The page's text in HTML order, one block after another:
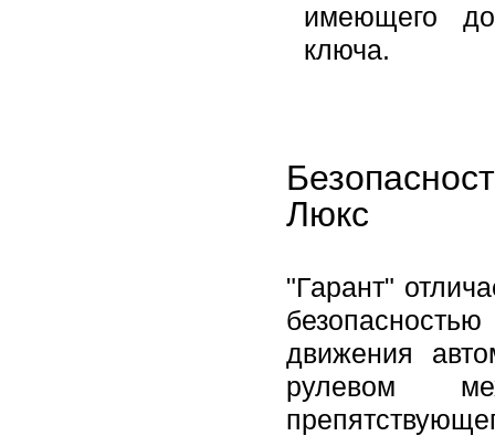
имеющего
ключа.
Люкс
"Гарант"
движения
рулевом